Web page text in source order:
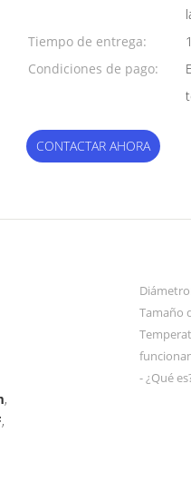
Tiempo de entrega:
Condiciones de pago:
CONTACTAR AHORA
Tamaño
- ¿Qué
,
,